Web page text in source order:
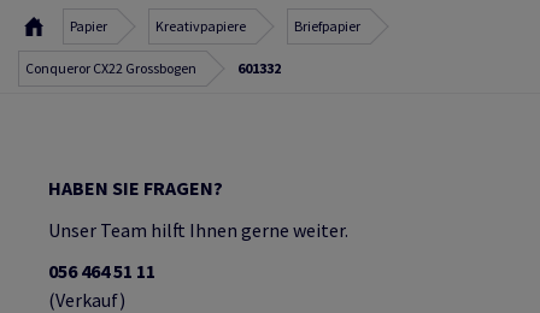
Papier Kreativpapiere Briefpapier
Conqueror CX22 Grossbogen 601332
HABEN SIE FRAGEN?
Unser Team hilft Ihnen gerne weiter.
056 464 51 11
(Verkauf)